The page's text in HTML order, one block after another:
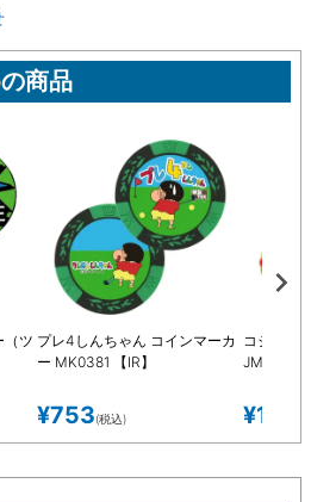
商品
（ツ プレ4しんちゃん コインマーカ
ー MK0381 【IR】
¥753(税込)
コジコジ
JM001 【
¥